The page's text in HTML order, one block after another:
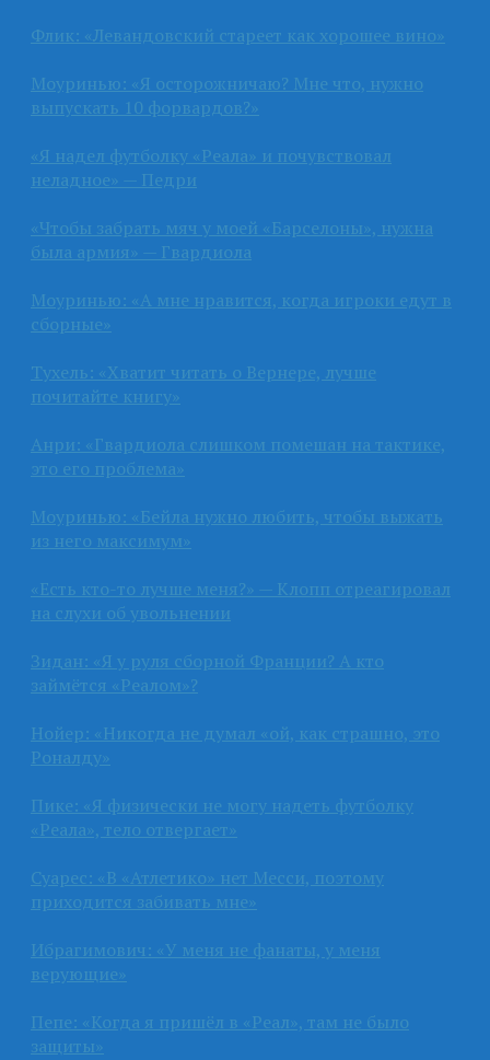
Флик: «Левандовский стареет как хорошее вино»
Моуринью: «Я осторожничаю? Мне что, нужно
выпускать 10 форвардов?»
«Я надел футболку «Реала» и почувствовал
неладное» — Педри
«Чтобы забрать мяч у моей «Барселоны», нужна
была армия» — Гвардиола
Моуринью: «А мне нравится, когда игроки едут в
сборные»
Тухель: «Хватит читать о Вернере, лучше
почитайте книгу»
Анри: «Гвардиола слишком помешан на тактике,
это его проблема»
Моуринью: «Бейла нужно любить, чтобы выжать
из него максимум»
«Есть кто-то лучше меня?» — Клопп отреагировал
на слухи об увольнении
Зидан: «Я у руля сборной Франции? А кто
займётся «Реалом»?
Нойер: «Никогда не думал «ой, как страшно, это
Роналду»
Пике: «Я физически не могу надеть футболку
«Реала», тело отвергает»
Суарес: «В «Атлетико» нет Месси, поэтому
приходится забивать мне»
Ибрагимович: «У меня не фанаты, у меня
верующие»
Пепе: «Когда я пришёл в «Реал», там не было
защиты»